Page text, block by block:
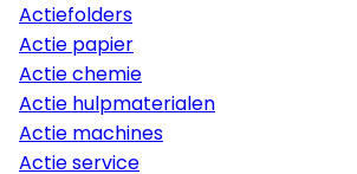
Actiefolders
Actie papier
Actie chemie
Actie hulpmaterialen
Actie machines
Actie service